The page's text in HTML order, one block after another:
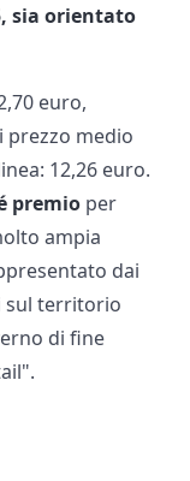
sia orientato
euro,
prezzo medio
12,26 euro.
premio per
ampia
dai
sul territorio
di fine